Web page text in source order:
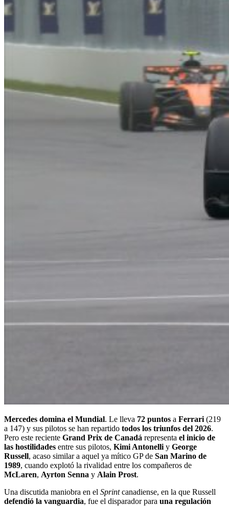
Mercedes domina el Mundial. Le lleva 72 puntos a Ferrari (219
a 147) y sus pilotos se han repartido todos los triunfos del 2026.
Pero este reciente Grand Prix de Canadá representa el inicio de
las hostilidades entre sus pilotos, Kimi Antonelli y George
Russell, acaso similar a aquel ya mítico GP de San Marino de
1989, cuando explotó la rivalidad entre los compañeros de
McLaren, Ayrton Senna y Alain Prost.
Una discutida maniobra en el Sprintcanadiense, en la que Russell
defendió la vanguardia, fue el disparador para una regulación